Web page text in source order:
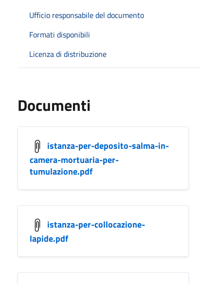
Ufficio responsabile del documento
Formati disponibili
Licenza di distribuzione
Documenti
istanza-per-deposito-salma-in-
camera-mortuaria-per-
tumulazione.pdf
istanza-per-collocazione-
lapide.pdf